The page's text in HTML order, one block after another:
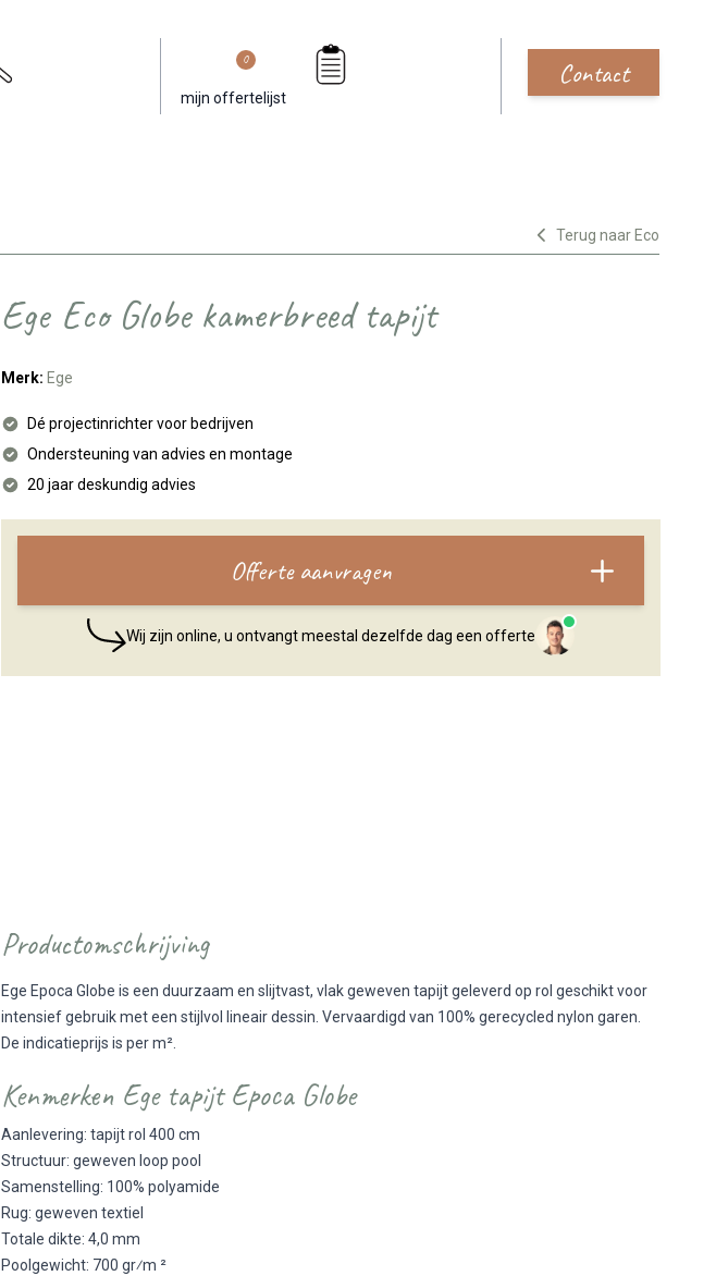
mijn offertelijst
0 Contact
Terug naar Eco
Ege Eco Globe kamerbreed tapijt
Merk: Ege
Dé projectinrichter voor bedrijven
Ondersteuning van advies en montage
20 jaar deskundig advies
Offerte aanvragen
Wij zijn online, u ontvangt meestal dezelfde dag een offerte
Productomschrijving
Ege Epoca Globe is een duurzaam en slijtvast, vlak geweven tapijt geleverd op rol geschikt voor
intensief gebruik met een stijlvol lineair dessin. Vervaardigd van 100% gerecycled nylon garen.
De indicatieprijs is per m².
Kenmerken Ege tapijt Epoca Globe
Aanlevering: tapijt rol 400 cm
Structuur: geweven loop pool
Samenstelling: 100% polyamide
Rug: geweven textiel
Totale dikte: 4,0 mm
Poolgewicht: 700 gr⁄m ²